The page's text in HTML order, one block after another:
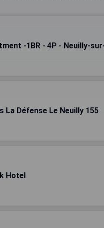
-1BR - 4P - Neuilly-
La Défense Le Neuilly 155
Hotel